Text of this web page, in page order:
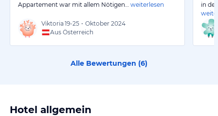
Appartement war mit allem Nötigen…
weiterlesen
Viktoria 19-25 • Oktober 2024
Aus Österreich
in
Alle Bewertungen (6)
Hotel allgemein